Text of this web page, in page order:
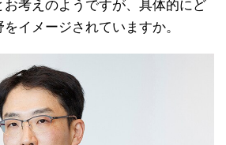
考えのようですが、具体的にど
イメージされていますか。